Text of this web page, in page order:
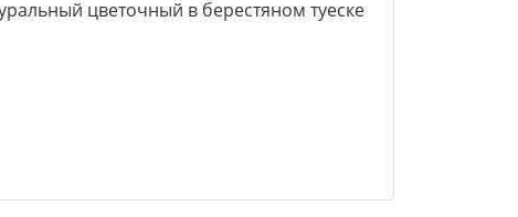
цветочный в берестяном туеске